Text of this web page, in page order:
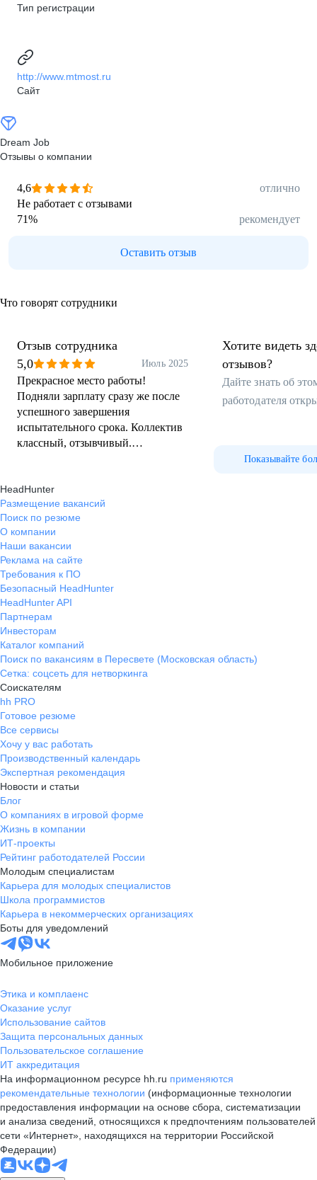
Тип регистрации
http://www.mtmost.ru
Сайт
Dream Job
Отзывы о компании
4,6
отлично
Не работает с отзывами
71% рекомендует
Оставить отзыв
Что говорят сотрудники
Отзыв сотрудника
5,0
Июль 2025
Прекрасное место работы!
Подняли зарплату сразу же после
успешного завершения
испытательного срока. Коллектив
классный, отзывчивый.
Хотите видеть
отзывов?
Дайте знать об
работодателя
Показывайте
HeadHunter
Размещение вакансий
Поиск по резюме
О компании
Наши вакансии
Реклама на сайте
Требования к ПО
Безопасный HeadHunter
HeadHunter API
Партнерам
Инвесторам
Каталог компаний
Поиск по вакансиям в Пересвете (Московская область)
Сетка: соцсеть для нетворкинга
Соискателям
hh PRO
Готовое резюме
Все сервисы
Хочу у вас работать
Производственный календарь
Экспертная рекомендация
Новости и статьи
Блог
О компаниях в игровой форме
Жизнь в компании
ИТ-проекты
Рейтинг работодателей России
Молодым специалистам
Карьера для молодых специалистов
Школа программистов
Карьера в некоммерческих организациях
Боты для уведомлений
Мобильное приложение
Этика и комплаенс
Оказание услуг
Использование сайтов
Защита персональных данных
Пользовательское соглашение
ИТ аккредитация
На информационном ресурсе hh.ru применяются
рекомендательные технологии (информационные технологии
предоставления информации на основе сбора, систематизации
и анализа сведений, относящихся к предпочтениям пользователей
сети «Интернет», находящихся на территории Российской
Федерации)